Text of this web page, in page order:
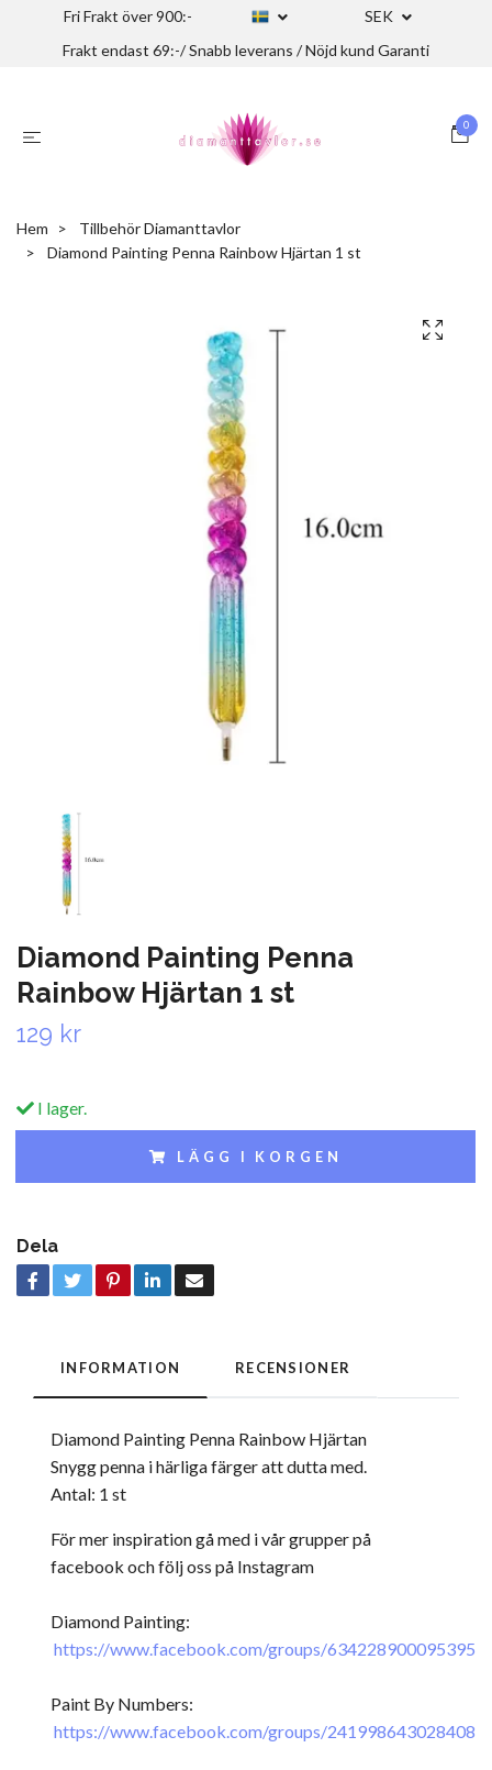
Fri Frakt över 900:-
SEK
Frakt endast 69:-/ Snabb leverans / Nöjd kund Garanti
0
Hem
Tillbehör Diamanttavlor
Diamond Painting Penna Rainbow Hjärtan 1 st
Diamond Painting Penna
Rainbow Hjärtan 1 st
129 kr
I lager.
LÄGG I KORGEN
Dela
INFORMATION RECENSIONER
Diamond Painting Penna Rainbow Hjärtan
Snygg penna i härliga färger att dutta med.
Antal: 1 st
För mer inspiration gå med i vår grupper på
facebook och följ oss på Instagram
Diamond Painting:
https://www.facebook.com/groups/634228900095395
Paint By Numbers:
https://www.facebook.com/groups/241998643028408